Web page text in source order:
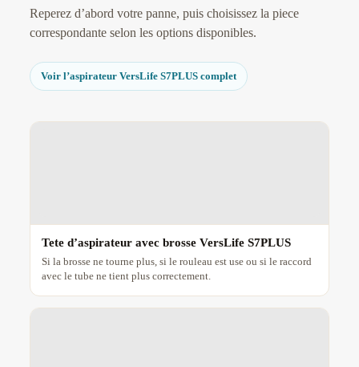
Reperez d’abord votre panne, puis choisissez la piece
correspondante selon les options disponibles.
Voir l’aspirateur VersLife S7PLUS complet
Tete d’aspirateur avec brosse VersLife S7PLUS
Si la brosse ne tourne plus, si le rouleau est use ou si le raccord
avec le tube ne tient plus correctement.